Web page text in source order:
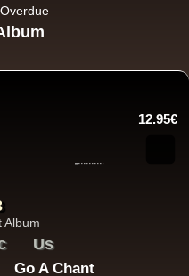
12.95€
Us
Go A Chant